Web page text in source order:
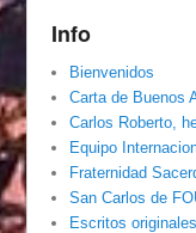
Info
Bienvenidos
Carta de Buenos
Carlos Roberto,
Equipo
Fraternidad
San Carlos de
Escritos